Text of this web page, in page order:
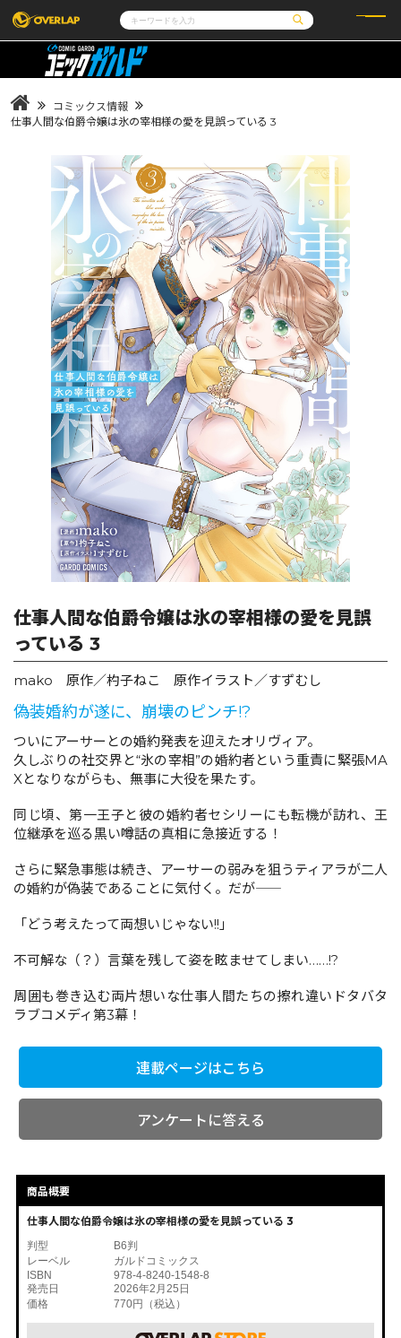
コミック
LiQulle
ラブパルフェ
ライトノベル
ロサージュノベルス
その他
ゲーム
通販・NEWS
企業
会社概要
採用情報
アクセス
オーバーラップホールディングス
お問い合わせはこちら
オーバーラップ文庫
オーバーラップノベルス
オーバーラップノベルスf
ロサージュノベルス
コミックガルド
コミッククリエ
コミックパルフェ
閉じる
コミックス情報
仕事人間な伯爵令嬢は氷の宰相様の愛を見誤っている 3
仕事人間な伯爵令嬢は氷の宰相様の愛を見誤
っている 3
mako 原作／杓子ねこ 原作イラスト／すずむし
偽装婚約が遂に、崩壊のピンチ!?
ついにアーサーとの婚約発表を迎えたオリヴィア。
久しぶりの社交界と“氷の宰相”の婚約者という重責に緊張MA
Xとなりながらも、無事に大役を果たす。
同じ頃、第一王子と彼の婚約者セシリーにも転機が訪れ、王
位継承を巡る黒い噂話の真相に急接近する！
さらに緊急事態は続き、アーサーの弱みを狙うティアラが二人
の婚約が偽装であることに気付く。だが――
「どう考えたって両想いじゃない!!」
不可解な（？）言葉を残して姿を眩ませてしまい……!?
周囲も巻き込む両片想いな仕事人間たちの擦れ違いドタバタ
ラブコメディ第3幕！
連載ページはこちら
アンケートに答える
商品概要
仕事人間な伯爵令嬢は氷の宰相様の愛を見誤っている 3
判型
B6判
レーベル
ガルドコミックス
ISBN
978-4-8240-1548-8
発売日
2026年2月25日
価格
770円（税込）